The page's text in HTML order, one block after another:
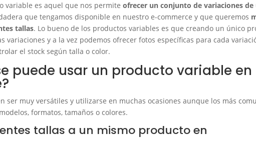
variable es aquel que nos permiteofrecer un conjunto de variaciones
que tengamos disponible en nuestro e-commerce y que queremos
tallas. Lo bueno de los productos variables es que creando un único
variaciones y a la vez podemos ofrecer fotos específicas para cada
el stock según talla o color.
puede usar un producto variable en
ser muy versátiles y utilizarse en muchas ocasiones aunque los más
formatos, tamaños o colores.
tallas a un mismo producto en